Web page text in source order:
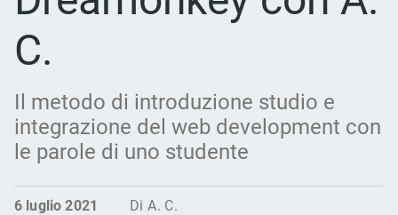
C.
Il metodo di introduzione studio e
integrazione del web development con
le parole di uno studente
6 luglio 2021 Di A. C.